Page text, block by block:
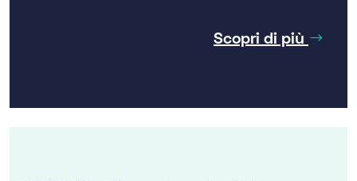
Scopri di più